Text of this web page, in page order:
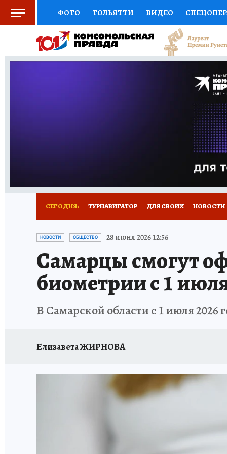
ФОТО ТОЛЬЯТТИ ВИДЕО
СОЦПОДДЕРЖКА НАУКА СПОРТ
ВЫБОР ЭКСПЕРТОВ ДОКТОР
ПРОГНОЗЫ НА СПОРТ
СЕГОДНЯ: ТУРНАВИГАТОР ДЛЯ СВОИХ НОВОСТИ
НАДЕЖНЫЕ РАБОТОДАТЕЛИ
НОВЫЙ ГОД В САМАРЕ КП В МАХ
КУЙБЫШЕВ - ФРОНТУ ИТОГИ ГОДА-2024
ЗАПОВЕДНАЯ РОССИЯ СЧАСТЬЕ В СЕМЬЕ
НОВОСТИ ОБЩЕСТВО 28 июня 2026 12:56
Самарцы смогут
биометрии с 1
В Самарской области с 1 июля 2026
Елизавета ЖИРНОВА